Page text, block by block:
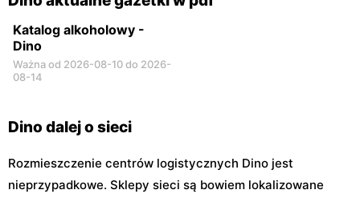
Katalog alkoholowy -
Dino
Ważna od 2026-08-10 do 2026-
08-14
Dino dalej o sieci
Rozmieszczenie centrów logistycznych Dino jest
nieprzypadkowe. Sklepy sieci są bowiem lokalizowane